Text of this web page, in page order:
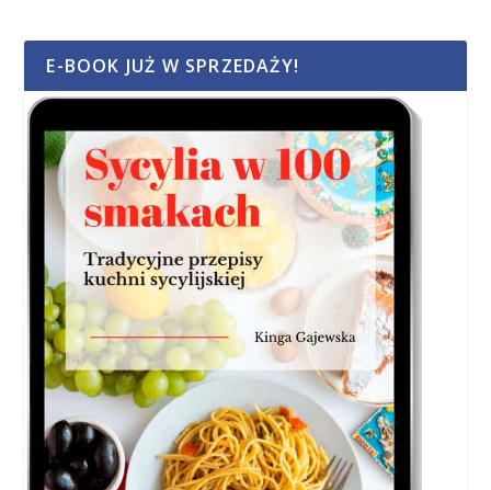
E-BOOK JUŻ W SPRZEDAŻY!